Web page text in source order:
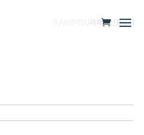
/ / 라페리 선물상자